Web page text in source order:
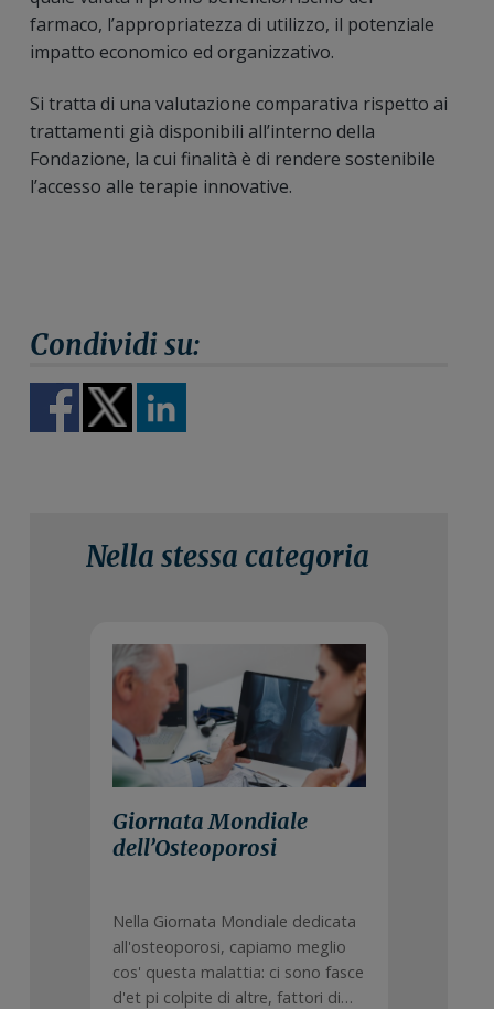
farmaco, l’appropriatezza di utilizzo, il potenziale
impatto economico ed organizzativo.
Si tratta di una valutazione comparativa rispetto ai
trattamenti già disponibili all’interno della
Fondazione, la cui finalità è di rendere sostenibile
l’accesso alle terapie innovative.
Nella stessa categoria
20 Ottobre 2021
Giornata Mondiale
dell’Osteoporosi
Nella Giornata Mondiale dedicata
all'osteoporosi, capiamo meglio
cos' questa malattia: ci sono fasce
d'et pi colpite di altre, fattori di…